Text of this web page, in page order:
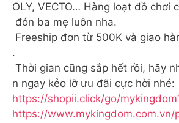
OLY, VECTO… Hàng loạt đồ chơi
đón ba mẹ luôn nha.
Freeship đơn từ 500K và giao
.
Thời gian cũng sắp hết rồi, hãy
n ngay kẻo lỡ ưu đãi cực hời nhé:
https://shopii.click/go/
https://